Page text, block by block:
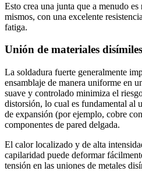
Esto crea una junta que a menudo es
mismos, con una excelente
fatiga.
Unión de materiales
La soldadura fuerte generalmente
ensamblaje de manera uniforme en
suave y controlado minimiza el
distorsión, lo cual es fundamental al
de expansión (por ejemplo, cobre
componentes de pared delgada.
El calor localizado y de alta
capilaridad puede deformar
tensión en las uniones de metales